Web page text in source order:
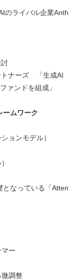
ライバル企業Anth
ナーズ 「生成AI
ァンドを組成」
ムワーク
ョンモデル）
なっている「Atten
ー
調整